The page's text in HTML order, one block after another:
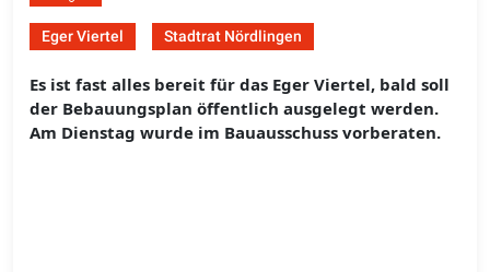
Eger Viertel Stadtrat Nördlingen
Es ist fast alles bereit für das Eger Viertel, bald soll
der Bebauungsplan öffentlich ausgelegt werden.
Am Dienstag wurde im Bauausschuss vorberaten.